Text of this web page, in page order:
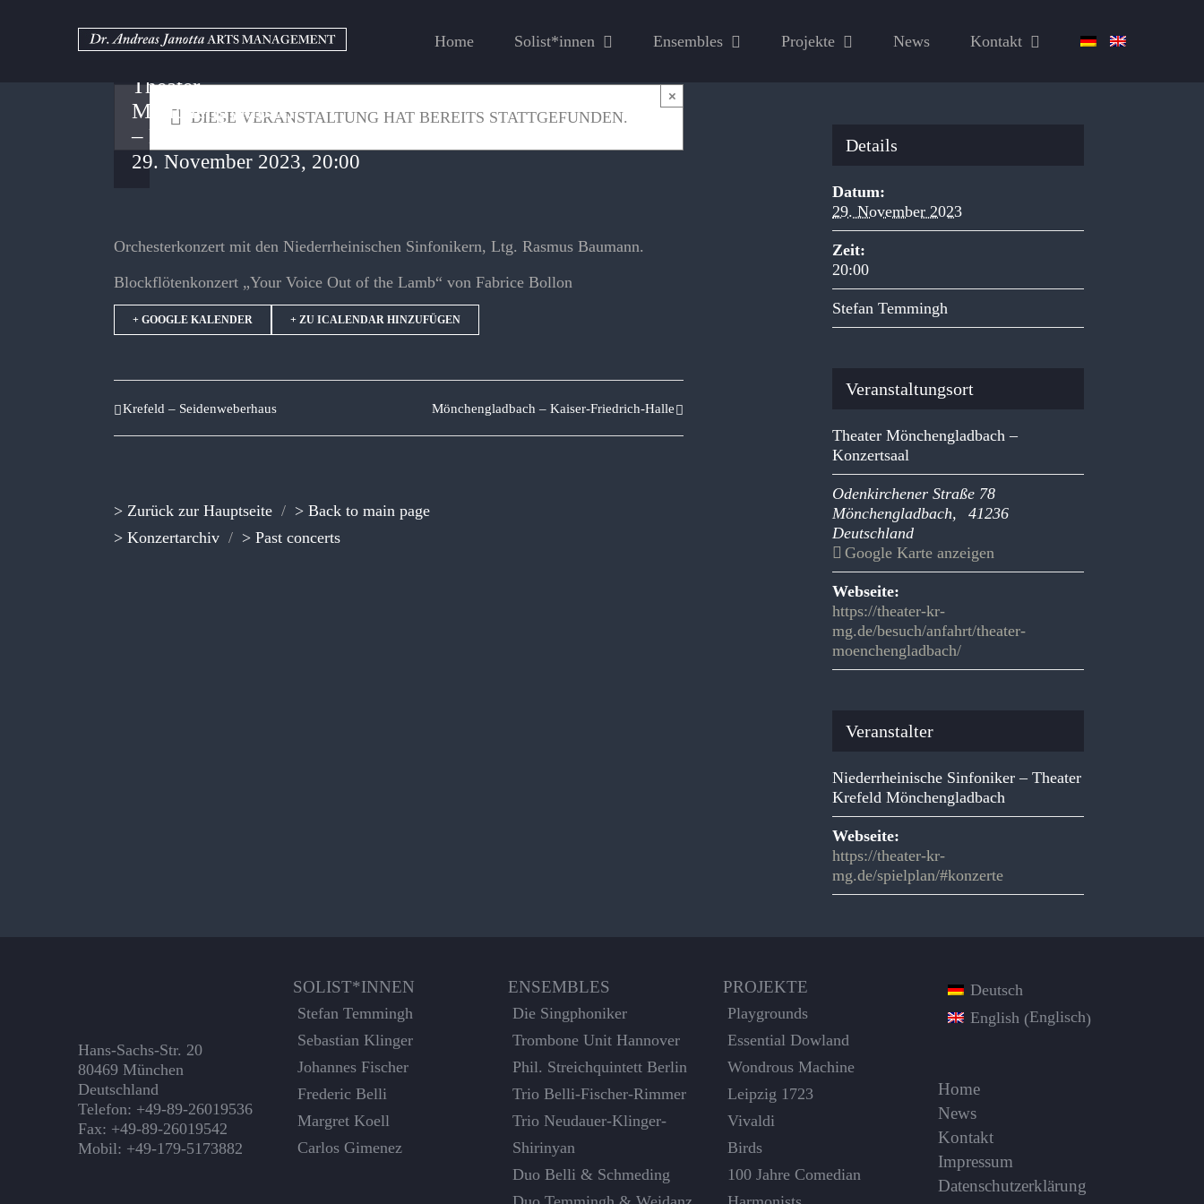
Home Solist*innen Ensembles Projekte News Kontakt
DIESE VERANSTALTUNG HAT BEREITS STATTGEFUNDEN.
×
Theater
Mönchengladbach
– Konzertsaal
29. November 2023, 20:00
Orchesterkonzert mit den Niederrheinischen Sinfonikern, Ltg. Rasmus Baumann.
Blockflötenkonzert „Your Voice Out of the Lamb“ von Fabrice Bollon
+ GOOGLE KALENDER + ZU ICALENDAR HINZUFÜGEN
Krefeld – Seidenweberhaus Mönchengladbach – Kaiser-Friedrich-Halle
> Zurück zur Hauptseite / > Back to main page
> Konzertarchiv / > Past concerts
Details
Datum:
29. November 2023
Zeit:
20:00
Stefan Temmingh
Veranstaltungsort
Theater Mönchengladbach –
Konzertsaal
Odenkirchener Straße 78
Mönchengladbach,
41236
Deutschland
Google Karte anzeigen
Webseite:
https://theater-kr-
mg.de/besuch/anfahrt/theater-
moenchengladbach/
Veranstalter
Niederrheinische Sinfoniker – Theater
Krefeld Mönchengladbach
Webseite:
https://theater-kr-
mg.de/spielplan/#konzerte
Hans-Sachs-Str. 20
80469 München
Deutschland
Telefon: +49-89-26019536
Fax: +49-89-26019542
Mobil: +49-179-5173882
SOLIST*INNEN
Stefan Temmingh
Sebastian Klinger
Johannes Fischer
Frederic Belli
Margret Koell
Carlos Gimenez
ENSEMBLES
Die Singphoniker
Trombone Unit Hannover
Phil. Streichquintett Berlin
Trio Belli-Fischer-Rimmer
Trio Neudauer-Klinger-
Shirinyan
Duo Belli & Schmeding
PROJEKTE
Playgrounds
Essential Dowland
Wondrous Machine
Leipzig 1723
Vivaldi
Birds
100 Jahre Comedian
Deutsch
English (Englisch)
Home
News
Kontakt
Impressum
Datenschutzerklärung